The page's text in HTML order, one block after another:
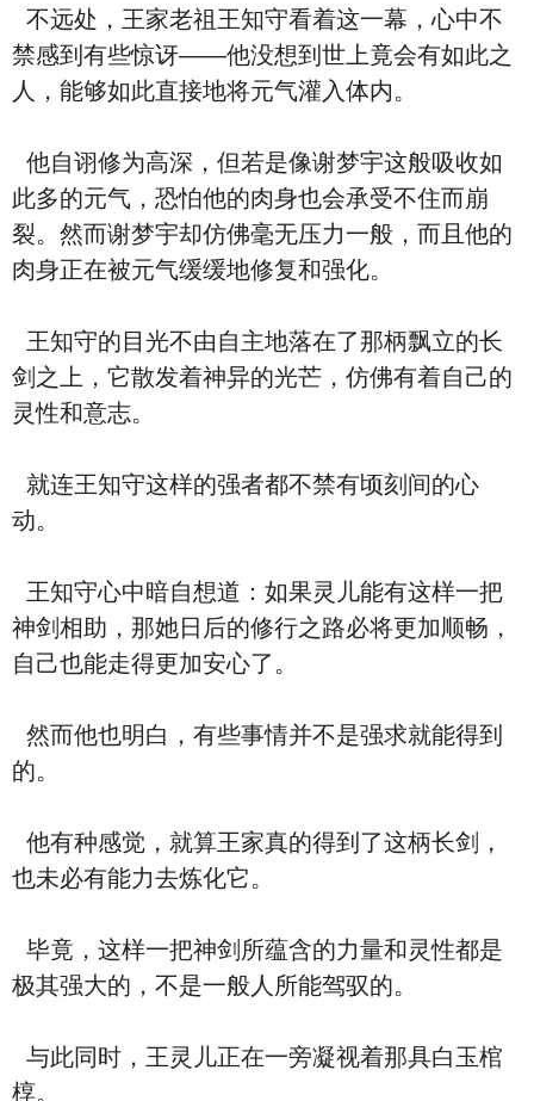
不远处，王家老祖王知守看着这一幕，心中不
禁感到有些惊讶——他没想到世上竟会有如此之
人，能够如此直接地将元气灌入体内。
他自诩修为高深，但若是像谢梦宇这般吸收如
此多的元气，恐怕他的肉身也会承受不住而崩
裂。然而谢梦宇却仿佛毫无压力一般，而且他的
肉身正在被元气缓缓地修复和强化。
王知守的目光不由自主地落在了那柄飘立的长
剑之上，它散发着神异的光芒，仿佛有着自己的
灵性和意志。
就连王知守这样的强者都不禁有顷刻间的心
动。
王知守心中暗自想道：如果灵儿能有这样一把
神剑相助，那她日后的修行之路必将更加顺畅，
自己也能走得更加安心了。
然而他也明白，有些事情并不是强求就能得到
的。
他有种感觉，就算王家真的得到了这柄长剑，
也未必有能力去炼化它。
毕竟，这样一把神剑所蕴含的力量和灵性都是
极其强大的，不是一般人所能驾驭的。
与此同时，王灵儿正在一旁凝视着那具白玉棺
椁。